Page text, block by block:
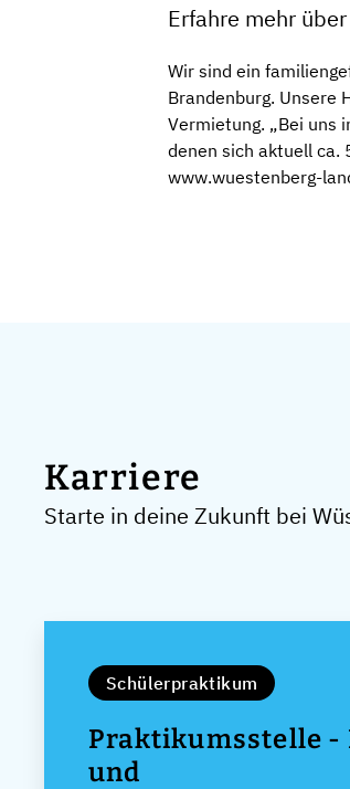
Erfahre mehr
Wir sind ein
Brandenburg. Unsere
Vermietung. „Bei uns
denen sich aktuell ca.
www.wuestenberg-
Karriere
Starte in deine Zukunft bei
Schülerpraktikum
Praktikumsstelle -
und